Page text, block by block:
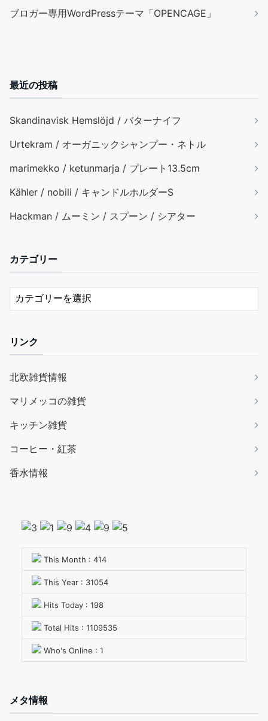
ブロガー専用WordPressテーマ「OPENCAGE」
最近の投稿
Skandinavisk Hemslöjd / バターナイフ
Urtekram / オーガニックシャンプー・ネトル
marimekko / ketunmarja / プレート13.5cm
Kähler / nobili / キャンドルホルダーS
Hackman / ムーミン / スプーン / シアター
カテゴリー
リンク
北欧雑貨情報
マリメッコの雑貨
キッチン雑貨
コーヒー・紅茶
香水情報
This Month : 414
This Year : 31054
Hits Today : 198
Total Hits : 1109535
Who's Online : 1
メタ情報